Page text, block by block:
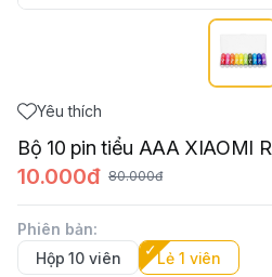
Yêu thích
Bộ 10 pin tiểu AAA XIAOMI
10.000đ 80.000đ
Phiên bản:
Hộp 10 viên
Lẻ 1 viên